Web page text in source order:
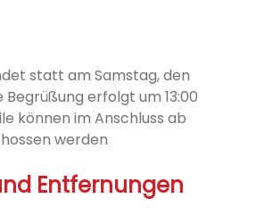
statt am Samstag, den
Begrüßung erfolgt um 13:00
können im Anschluss ab
werden
Entfernungen